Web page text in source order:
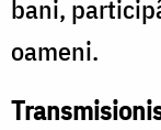
bani,
oameni.